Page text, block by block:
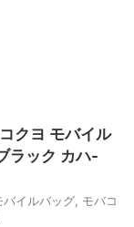
クヨ モバイル
ラック カハ-
バイルバッグ モバコ